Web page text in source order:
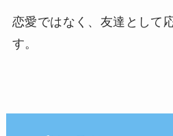
恋愛ではなく、友達として
す。